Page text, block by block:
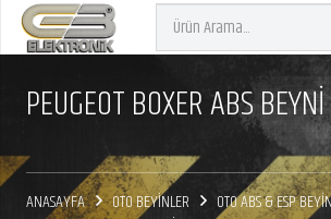
PEUGEOT BOXER ABS BEYNİ
ANASAYFA OTO BEYİNLER
OTO ABS & ESP